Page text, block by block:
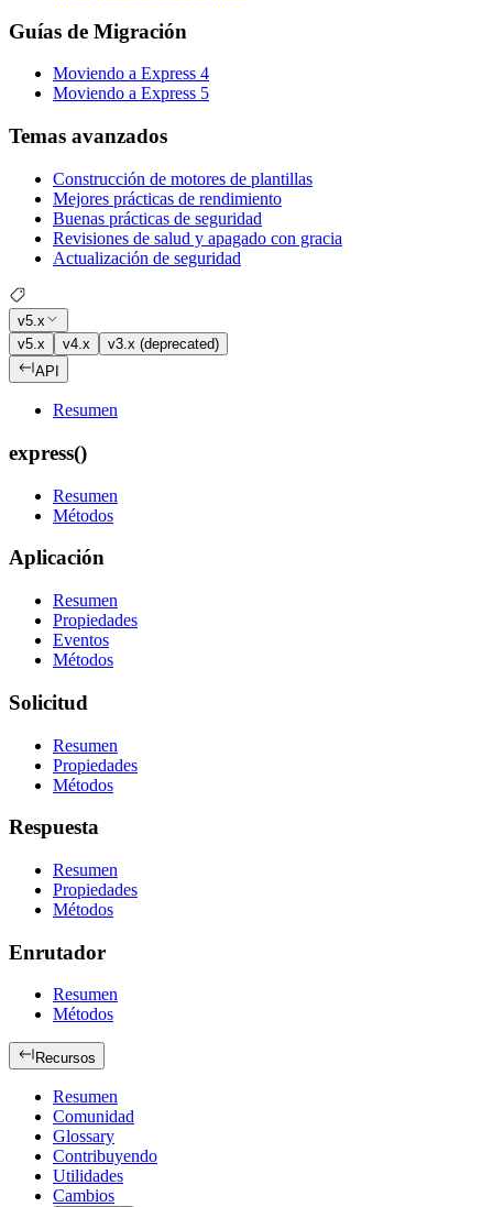
Guías de Migración
Moviendo a Express 4
Moviendo a Express 5
Temas avanzados
Construcción de motores de plantillas
Mejores prácticas de rendimiento
Buenas prácticas de seguridad
Revisiones de salud y apagado con gracia
Actualización de seguridad
v5.x
v5.x
v4.x
v3.x (deprecated)
API
Resumen
express()
Resumen
Métodos
Aplicación
Resumen
Propiedades
Eventos
Métodos
Solicitud
Resumen
Propiedades
Métodos
Respuesta
Resumen
Propiedades
Métodos
Enrutador
Resumen
Métodos
Recursos
Resumen
Comunidad
Glossary
Contribuyendo
Utilidades
Cambios